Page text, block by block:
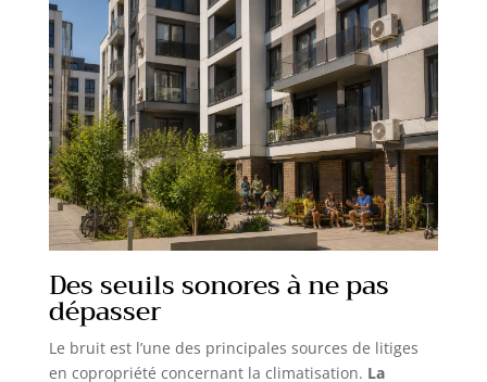
Des seuils sonores à ne pas
dépasser
Le bruit est l’une des principales sources de litiges
en copropriété concernant la climatisation. La